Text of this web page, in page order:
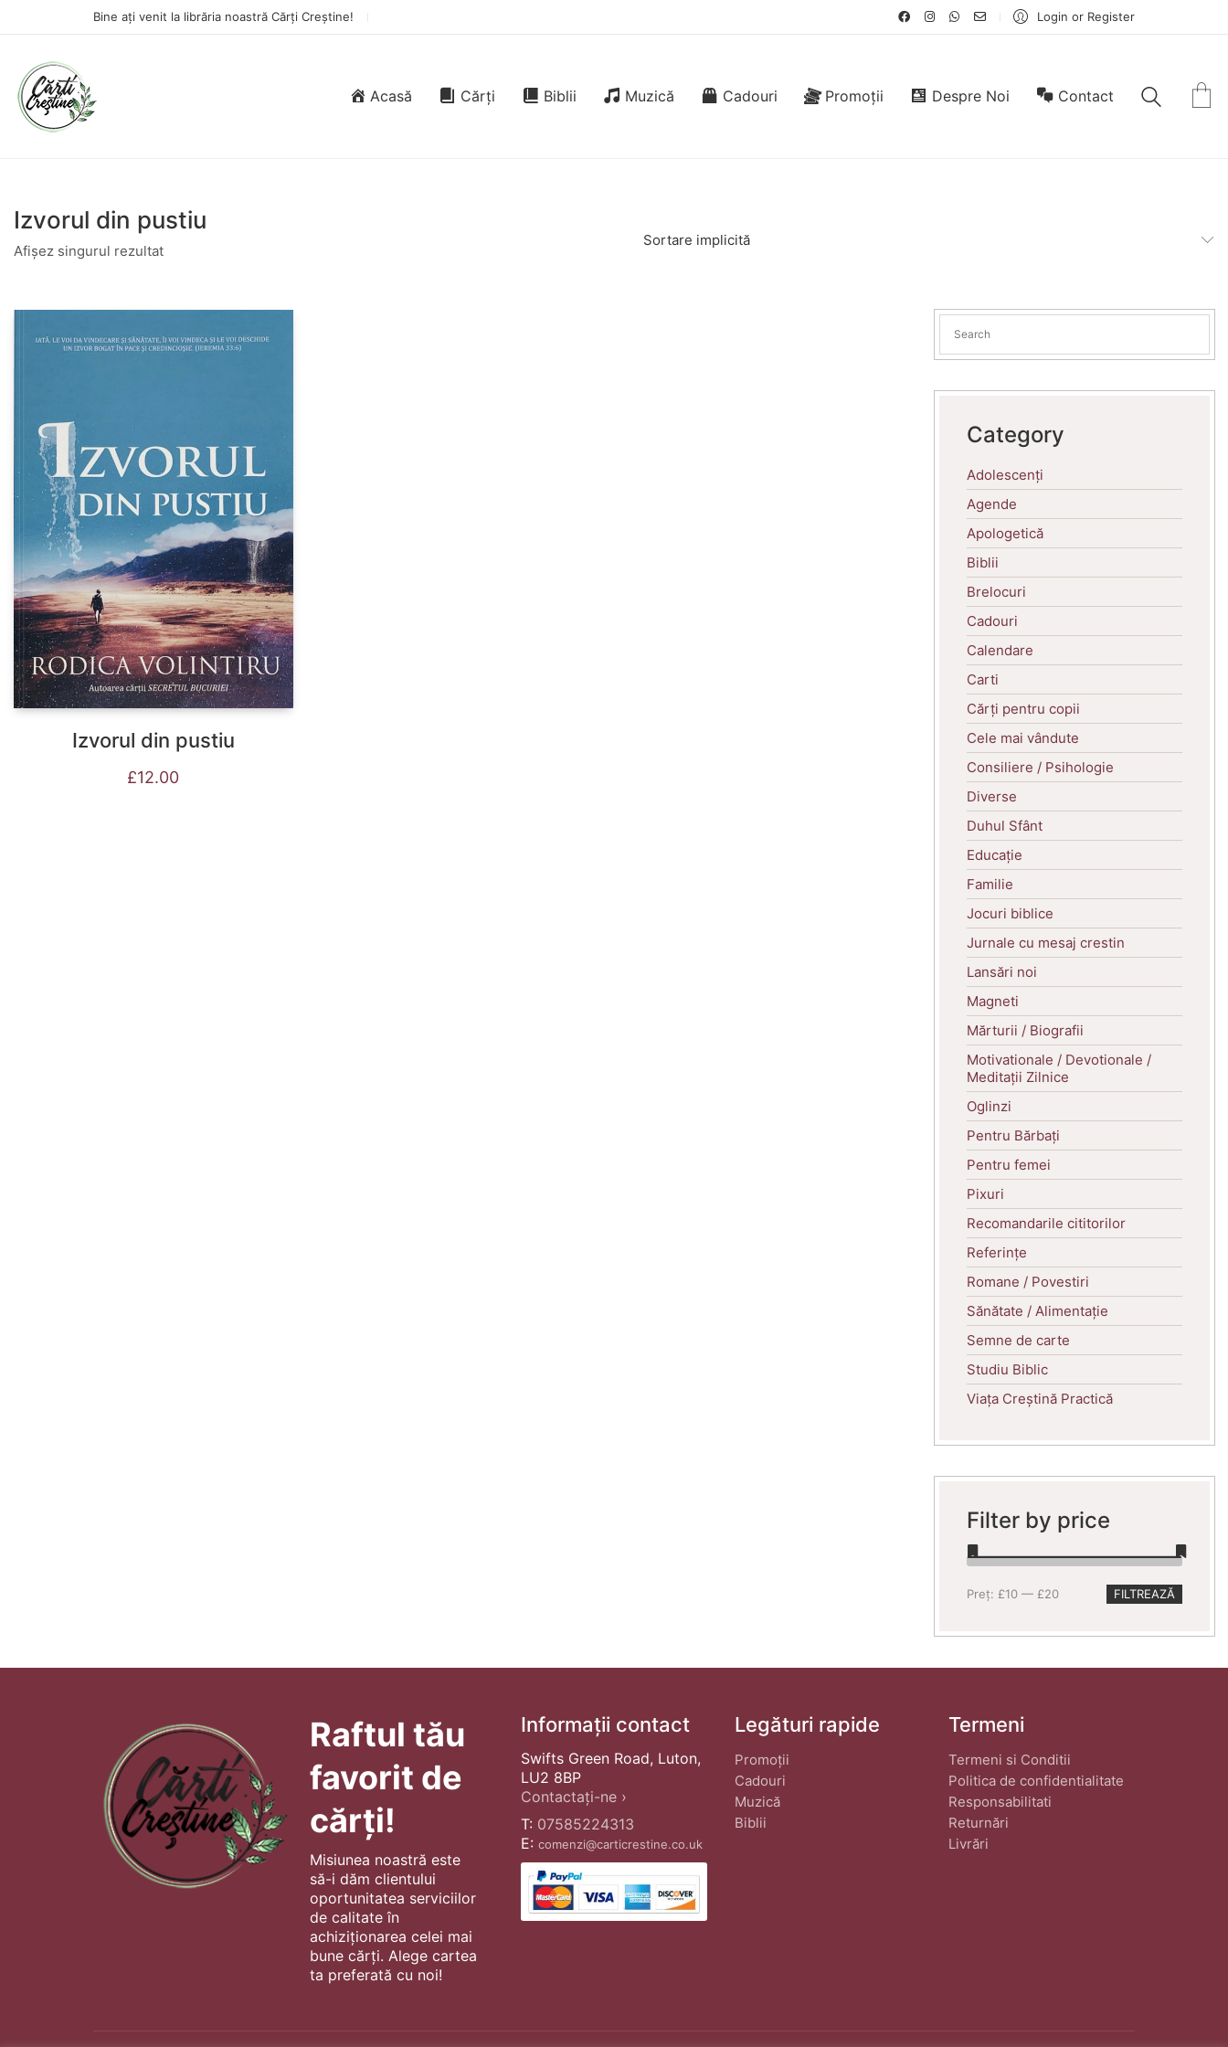
Bine ați venit la librăria noastră Cărți Creștine! Login or Register
Acasă Cărți Biblii Muzică Cadouri Promoții Despre Noi Contact
Izvorul din pustiu
Afișez singurul rezultat
Sortare implicită
Izvorul din pustiu
£12.00
Category
Adolescenți
Agende
Apologetică
Biblii
Brelocuri
Cadouri
Calendare
Carti
Cărți pentru copii
Cele mai vândute
Consiliere / Psihologie
Diverse
Duhul Sfânt
Educație
Familie
Jocuri biblice
Jurnale cu mesaj crestin
Lansări noi
Magneti
Mărturii / Biografii
Motivationale / Devotionale /
Meditații Zilnice
Oglinzi
Pentru Bărbați
Pentru femei
Pixuri
Recomandarile cititorilor
Referințe
Romane / Povestiri
Sănătate / Alimentație
Semne de carte
Studiu Biblic
Viața Creștină Practică
Filter by price
Preț
Preț
FILTREAZĂ
Preț: £10 — £20
Raftul tău
favorit de
cărți!
Misiunea noastră este
să-i dăm clientului
oportunitatea serviciilor
de calitate în
achiziționarea celei mai
bune cărți. Alege cartea
ta preferată cu noi!
Informații contact
Swifts Green Road, Luton,
LU2 8BP
Contactați-ne ›
T: 07585224313
E: comenzi@carticrestine.co.uk
Legături rapide
Promoții
Cadouri
Muzică
Biblii
Termeni
Termeni si Conditii
Politica de confidentialitate
Responsabilitati
Returnări
Livrări